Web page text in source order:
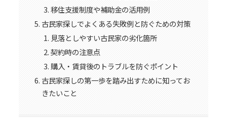
移住支援制度や補助金の活用例
古民家探しでよくある失敗例と防ぐための対策
見落としやすい古民家の劣化箇所
契約時の注意点
購入・賃貸後のトラブルを防ぐポイント
古民家探しの第一歩を踏み出すために知ってお
きたいこと